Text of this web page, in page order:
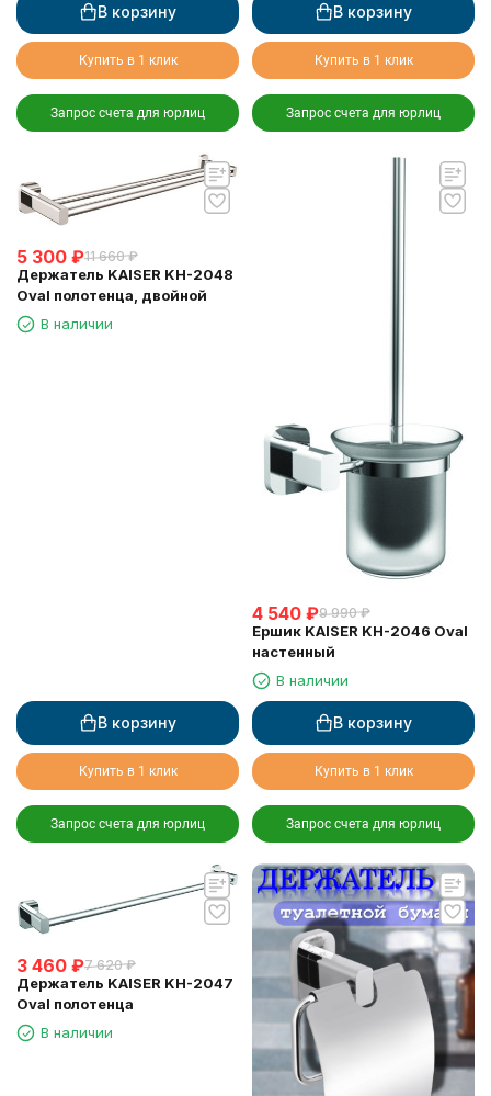
В корзину
Купить в 1 клик
Запрос счета для юрлиц
В корзину
Купить в 1 клик
Запрос счета для юрлиц
5 300 ₽11 660 ₽
Держатель KAISER KH-2048
Oval полотенца, двойной
В наличии
В корзину
Купить в 1 клик
Запрос счета для юрлиц
4 540 ₽9 990 ₽
Ершик KAISER KH-2046 Oval
настенный
В наличии
В корзину
Купить в 1 клик
Запрос счета для юрлиц
3 460 ₽7 620 ₽
Держатель KAISER KH-2047
Oval полотенца
В наличии